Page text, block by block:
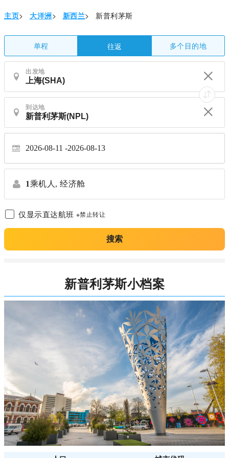
主页> 大洋洲> 新西兰> 新普利茅斯
单程 往返 多个目的地
出发地
到达地
2026-08-11 2026-08-13
1乘机人, 经济舱
仅显示直达航班 ※禁止转让
搜索
新普利茅斯小档案